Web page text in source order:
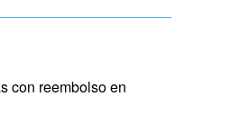
con reembolso en